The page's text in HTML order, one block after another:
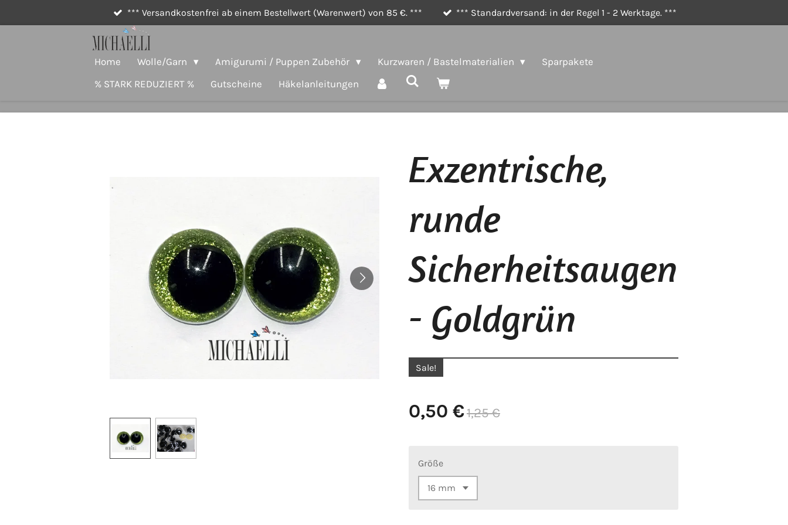
*** Versandkostenfrei ab einem Bestellwert (Warenwert) von 85 €. *** *** Standardversand: in der Regel 1 - 2 Werktage. ***
Home Wolle/Garn Amigurumi / Puppen Zubehör Kurzwaren / Bastelmaterialien
Sparpakete
% STARK REDUZIERT %
Gutscheine Häkelanleitungen
Exzentrische,
runde
Sicherheitsaugen
- Goldgrün
Sale!
0,50 €1,25 €
Größe